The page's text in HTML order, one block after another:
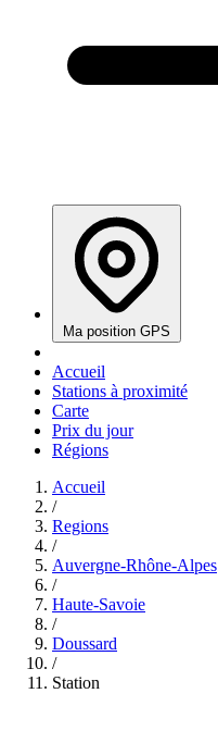
Ma position GPS
Accueil
Stations à proximité
Carte
Prix du jour
Régions
Accueil
/
Regions
/
Auvergne-Rhône-Alpes
/
Haute-Savoie
/
Doussard
/
Station